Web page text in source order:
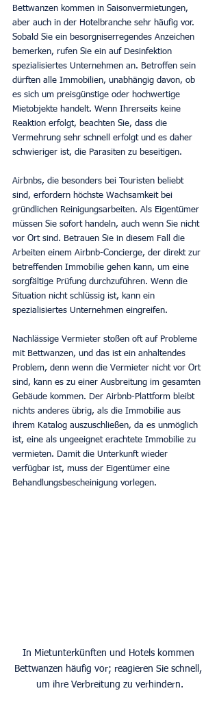
Bettwanzen kommen in Saisonvermietungen,
aber auch in der Hotelbranche sehr häufig vor.
Sobald Sie ein besorgniserregendes Anzeichen
bemerken, rufen Sie ein auf Desinfektion
spezialisiertes Unternehmen an. Betroffen sein
dürften alle Immobilien, unabhängig davon, ob
es sich um preisgünstige oder hochwertige
Mietobjekte handelt. Wenn Ihrerseits keine
Reaktion erfolgt, beachten Sie, dass die
Vermehrung sehr schnell erfolgt und es daher
schwieriger ist, die Parasiten zu beseitigen.
Airbnbs, die besonders bei Touristen beliebt
sind, erfordern höchste Wachsamkeit bei
gründlichen Reinigungsarbeiten. Als Eigentümer
müssen Sie sofort handeln, auch wenn Sie nicht
vor Ort sind. Betrauen Sie in diesem Fall die
Arbeiten einem Airbnb-Concierge, der direkt zur
betreffenden Immobilie gehen kann, um eine
sorgfältige Prüfung durchzuführen. Wenn die
Situation nicht schlüssig ist, kann ein
spezialisiertes Unternehmen eingreifen.
Nachlässige Vermieter stoßen oft auf Probleme
mit Bettwanzen, und das ist ein anhaltendes
Problem, denn wenn die Vermieter nicht vor Ort
sind, kann es zu einer Ausbreitung im gesamten
Gebäude kommen. Der Airbnb-Plattform bleibt
nichts anderes übrig, als die Immobilie aus
ihrem Katalog auszuschließen, da es unmöglich
ist, eine als ungeeignet erachtete Immobilie zu
vermieten. Damit die Unterkunft wieder
verfügbar ist, muss der Eigentümer eine
Behandlungsbescheinigung vorlegen.
In Mietunterkünften und Hotels kommen
Bettwanzen häufig vor; reagieren Sie schnell,
um ihre Verbreitung zu verhindern.